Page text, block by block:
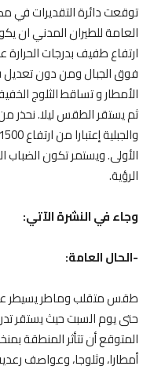
توقعت دائرة التقديرات في
العامة للطيران المدني ان
ارتفاع طفيف بدرجات
فوق الجبال ومن دون
ثم يستقر الطقس ليلا. نحذر
الأولى. ويستمر تكون
الرؤية.
وجاء في النشرة الآتي:
-الحال العامة:
طقس متقلب وماطر يسيطر
حتى يوم السبت حيث يستقر
المتوقع أن تتأثر المنطقة
أمطارا، وثلوجا، وعواصف